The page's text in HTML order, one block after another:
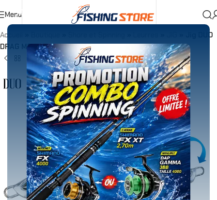
Menu
Accueil
Jig DUO
DRAG METAL CAST FORCE Silver Glow